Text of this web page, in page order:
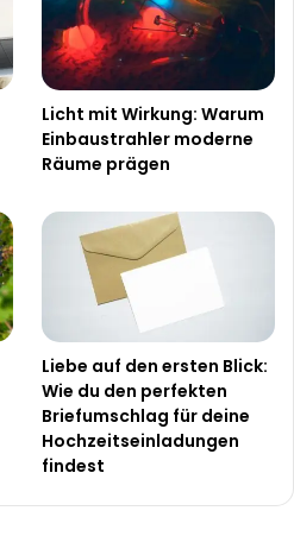
Licht mit Wirkung: Warum
Einbaustrahler moderne
Räume prägen
Liebe auf den ersten Blick:
Wie du den perfekten
Briefumschlag für deine
Hochzeitseinladungen
findest